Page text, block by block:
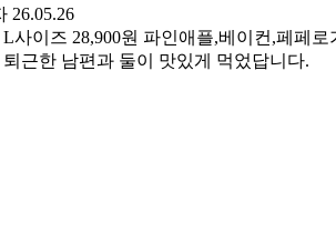
26.05.26
사이즈 28,900원 파인애플,베이컨,페페
근한 남편과 둘이 맛있게 먹었답니다.